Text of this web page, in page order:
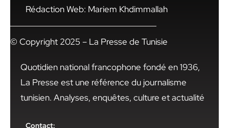
Rédaction Web: Mariem Khdimmallah
© Copyright 2025 – La Presse de Tunisie
Quotidien national francophone fondé en 1936,
La Presse est une référence du journalisme
tunisien. Analyses, enquêtes, culture et actualité
Contact: